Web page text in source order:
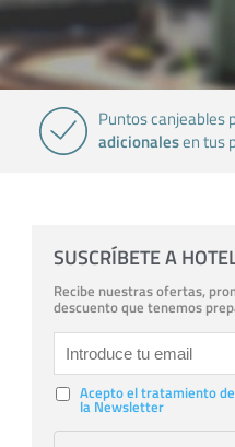
Puntos canjeables
adicionalesen tus
SUSCRÍBETE A
Recibe nuestras ofertas,
descuento que tenemos
Acepto el tratamiento
la Newsletter